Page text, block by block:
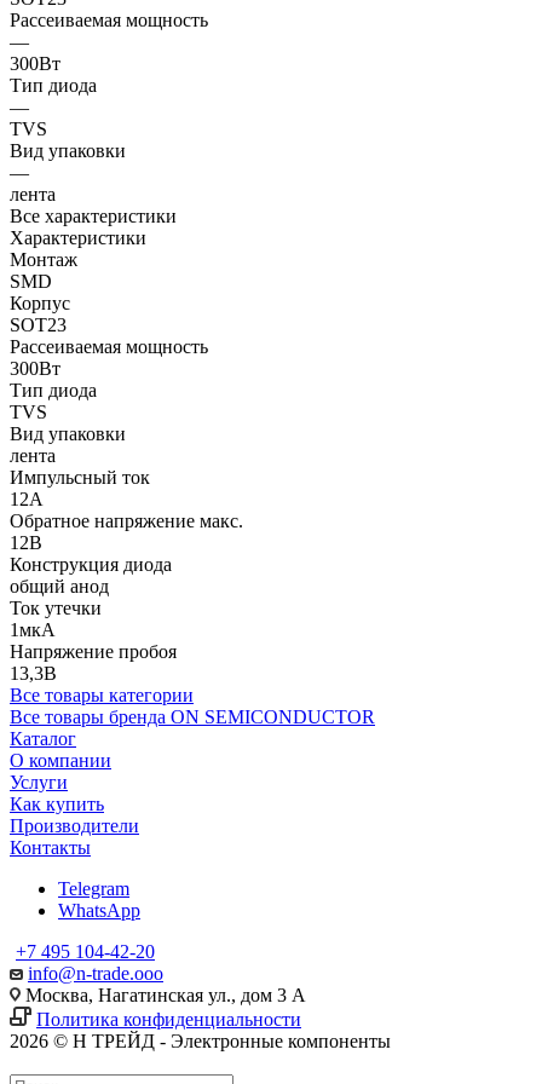
Рассеиваемая мощность
—
300Вт
Тип диода
—
TVS
Вид упаковки
—
лента
Все характеристики
Характеристики
Монтаж
SMD
Корпус
SOT23
Рассеиваемая мощность
300Вт
Тип диода
TVS
Вид упаковки
лента
Импульсный ток
12А
Обратное напряжение макс.
12В
Конструкция диода
общий анод
Ток утечки
1мкА
Напряжение пробоя
13,3В
Все товары категории
Все товары бренда ON SEMICONDUCTOR
Каталог
О компании
Услуги
Как купить
Производители
Контакты
Telegram
WhatsApp
+7 495 104-42-20
info@n-trade.ooo
Москва, Нагатинская ул., дом 3 А
Политика конфиденциальности
2026 © Н ТРЕЙД - Электронные компоненты